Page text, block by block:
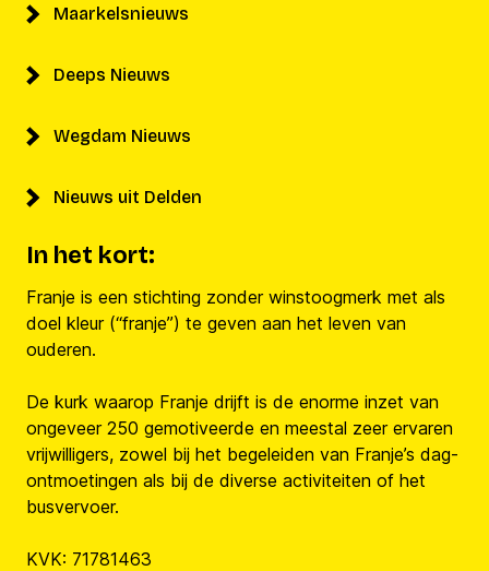
Maarkelsnieuws
Deeps Nieuws
Wegdam Nieuws
Nieuws uit Delden
In het kort:
Franje is een stichting zonder winstoogmerk met als
doel kleur (“franje”) te geven aan het leven van
ouderen.
De kurk waarop Franje drijft is de enorme inzet van
ongeveer 250 gemotiveerde en meestal zeer ervaren
vrijwilligers, zowel bij het begeleiden van Franje’s dag-
ontmoetingen als bij de diverse activiteiten of het
busvervoer.
KVK: 71781463